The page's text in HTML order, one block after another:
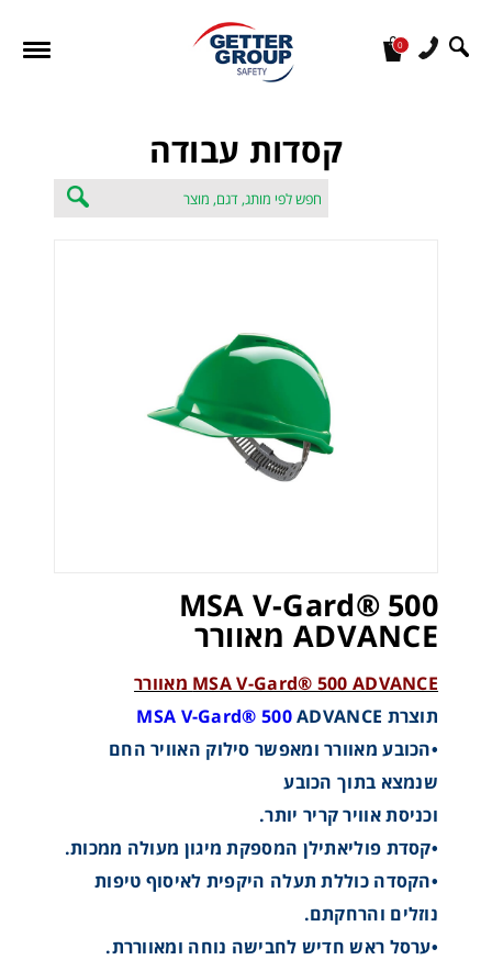
0
קסדות עבודה
MSA V-Gard® 500
ADVANCE מאוורר
MSA V-Gard® 500 ADVANCE מאוורר
תוצרת
MSA V-Gard® 500ADVANCE
•הכובע מאוורר ומאפשר סילוק האוויר החם
שנמצא בתוך הכובע
וכניסת אוויר קריר יותר.
•קסדת פוליאתילן המספקת מיגון מעולה ממכות.
•הקסדה כוללת תעלה היקפית לאיסוף טיפות
נוזלים והרחקתם.
•ערסל ראש חדיש לחבישה נוחה ומאווררת.